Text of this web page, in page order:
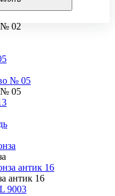
№ 02
№ 05
антик 16
с нашей
обрабатывались,
или покиньте сайт.